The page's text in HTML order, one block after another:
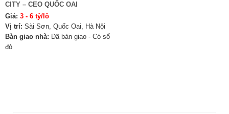
CITY – CEO QUỐC OAI
Giá: 3 - 6 tỷ/lô
Vị trí: Sài Sơn, Quốc Oai, Hà Nội
Bàn giao nhà: Đã bàn giao - Có sổ
đỏ